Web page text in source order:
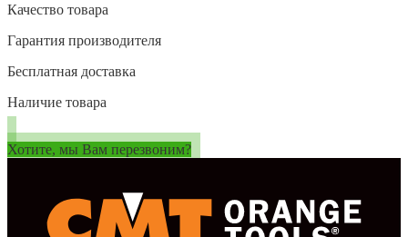
Качество товара
Гарантия производителя
Бесплатная доставка
Наличие товара
Хотите, мы Вам перезвоним?